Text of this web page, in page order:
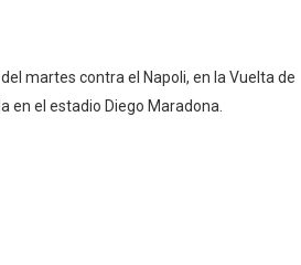
martes contra el Napoli, en la Vuelta de
en el estadio Diego Maradona.